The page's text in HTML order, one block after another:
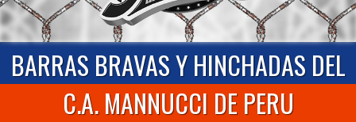
BARRAS BRAVAS Y HINCHADAS DEL
C.A. MANNUCCI DE PERU